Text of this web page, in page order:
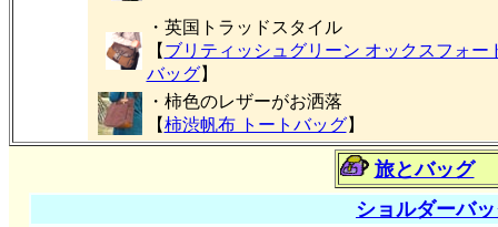
・英国トラッドスタイル
【 ブリティッシュグリーン オックスフォー
バッグ】
・柿色のレザーがお洒落
【柿渋帆布 トートバッグ】
旅とバッグ
ショルダーバ